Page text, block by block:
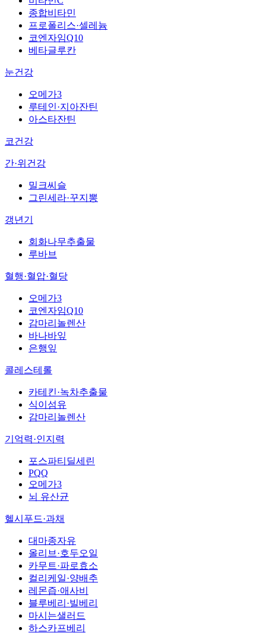
종합비타민
프로폴리스·셀레늄
코엔자임Q10
베타글루칸
눈건강
오메가3
루테인·지아잔틴
아스타잔틴
코건강
간·위건강
밀크씨슬
그린세라·꾸지뽕
갱년기
회화나무추출물
루바브
혈행·혈압·혈당
오메가3
코엔자임Q10
감마리놀렌산
바나바잎
은행잎
콜레스테롤
카테킨·녹차추출물
식이섬유
감마리놀렌산
기억력·인지력
포스파티딜세린
PQQ
오메가3
뇌 유산균
헬시푸드·과채
대마종자유
올리브·호두오일
카무트·파로효소
컬리케일·양배추
레몬즙·애사비
블루베리·빌베리
마시는샐러드
하스카프베리